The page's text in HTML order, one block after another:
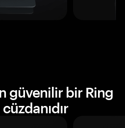
güvenilir bir Ring